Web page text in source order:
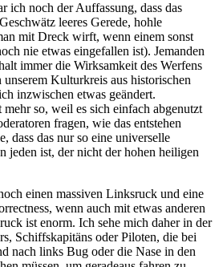
ich noch der Auffassung, dass das
leeres Gerede, hohle
mit Dreck wirft, wenn einem sonst
nie etwas eingefallen ist). Jemanden
immer die Wirksamkeit des Werfens
Kulturkreis aus historischen
inzwischen etwas geändert.
so, weil es sich einfach abgenutzt
fragen, wie das entstehen
dass das nur so eine universelle
jeden ist, der nicht der hohen heiligen
einen massiven Linksruck und eine
wenn auch mit etwas anderen
ist enorm. Ich sehe mich daher in der
Schiffskapitäns oder Piloten, die bei
nach links Bug oder die Nase in den